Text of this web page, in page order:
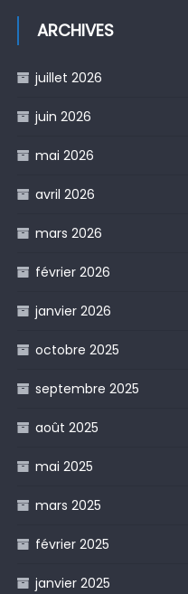
ARCHIVES
juillet 2026
juin 2026
mai 2026
avril 2026
mars 2026
février 2026
janvier 2026
octobre 2025
septembre 2025
août 2025
mai 2025
mars 2025
février 2025
janvier 2025